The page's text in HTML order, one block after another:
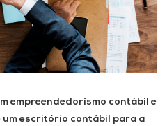
empreendedorismo contábil e
um escritório contábil para a